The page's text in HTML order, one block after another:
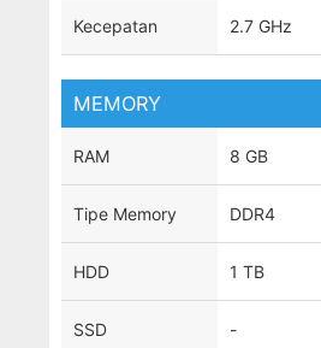
Kecepatan 2.7 GHz
MEMORY
RAM 8 GB
Tipe Memory DDR4
HDD 1 TB
SSD -